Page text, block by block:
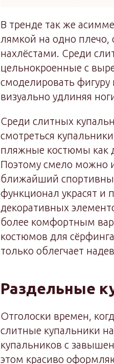
В тренде так же
лямкой на одно
нахлёстами. Среди
цельнокроенные с
смоделировать фигуру
визуально удлиняя
Среди слитных
смотреться
пляжные костюмы как
Поэтому смело можно
ближайший
функционал украсят и
декоративных
более комфортным
костюмов для
только облегчает
Раздельные
Отголоски времен,
слитные купальники
купальников с
этом красиво